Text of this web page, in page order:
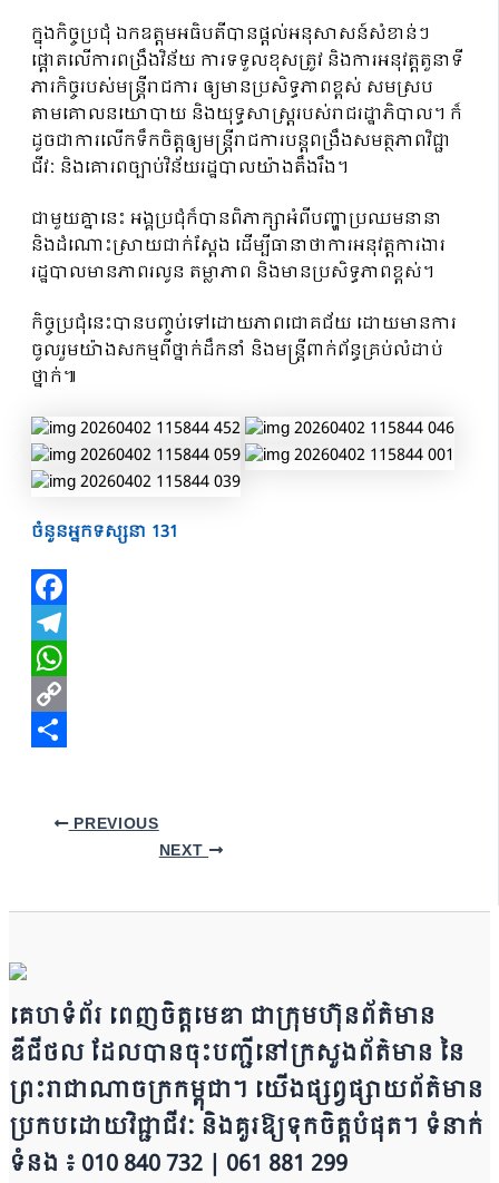
ក្នុងកិច្ចប្រជុំ ឯកឧត្តមអធិបតីបានផ្តល់អនុសាសន៍សំខាន់ៗ
ផ្តោតលើការពង្រឹងវិន័យ ការទទួលខុសត្រូវ និងការអនុវត្តតួនាទី
ភារកិច្ចរបស់មន្ត្រីរាជការ ឲ្យមានប្រសិទ្ធភាពខ្ពស់ សមស្រប
តាមគោលនយោបាយ និងយុទ្ធសាស្ត្ររបស់រាជរដ្ឋាភិបាល។ ក៏
ដូចជាការលើកទឹកចិត្តឲ្យមន្ត្រីរាជការបន្តពង្រឹងសមត្ថភាពវិជ្ជា
ជីវៈ និងគោរពច្បាប់វិន័យរដ្ឋបាលយ៉ាងតឹងរឹង។
ជាមួយគ្នានេះ អង្គប្រជុំក៏បានពិភាក្សាអំពីបញ្ហាប្រឈមនានា
និងដំណោះស្រាយជាក់ស្តែង ដើម្បីធានាថាការអនុវត្តការងារ
រដ្ឋបាលមានភាពរលូន តម្លាភាព និងមានប្រសិទ្ធភាពខ្ពស់។
កិច្ចប្រជុំនេះបានបញ្ចប់ទៅដោយភាពជោគជ័យ ដោយមានការ
ចូលរួមយ៉ាងសកម្មពីថ្នាក់ដឹកនាំ និងមន្ត្រីពាក់ព័ន្ធគ្រប់លំដាប់
ថ្នាក់៕
ចំនួនអ្នកទស្សនា 131
Facebook
Telegram
WhatsApp
Copy
PREVIOUS
NEXT
គេហទំព័រ ពេញចិត្តមេឌា ជា​ក្រុ​​​​​ម​​​ហ៊ុន​ព័ត៌មាន​
ឌីជីថល ដែ​លបា​ន​​ចុះបញ្ជីនៅក្រសួងព័ត៌មាន នៃ​​​​
ព្រះរាជាណាចក្រ​ក​ម្ពុជា។ យើ​ង​​​​​ផ្សព្វផ្សាយព័​ត៌​មា​​​​ន
ប្រក​ប​ដោ​​​​​​យ​វិជ្ជាជីវៈ និ​ងគួរ​ឱ្យ​ទុកចិត្ត​បំ​ផុត។ ទំនាក់
ទំនង ៖ 010 840 732 | 0​​​​​61 881 299